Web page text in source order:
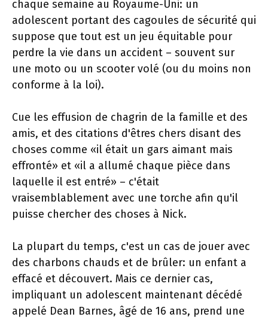
chaque semaine au Royaume-Uni: un
adolescent portant des cagoules de sécurité qui
suppose que tout est un jeu équitable pour
perdre la vie dans un accident – souvent sur
une moto ou un scooter volé (ou du moins non
conforme à la loi).
Cue les effusion de chagrin de la famille et des
amis, et des citations d'êtres chers disant des
choses comme «il était un gars aimant mais
effronté» et «il a allumé chaque pièce dans
laquelle il est entré» – c'était
vraisemblablement avec une torche afin qu'il
puisse chercher des choses à Nick.
La plupart du temps, c'est un cas de jouer avec
des charbons chauds et de brûler: un enfant a
effacé et découvert. Mais ce dernier cas,
impliquant un adolescent maintenant décédé
appelé Dean Barnes, âgé de 16 ans, prend une